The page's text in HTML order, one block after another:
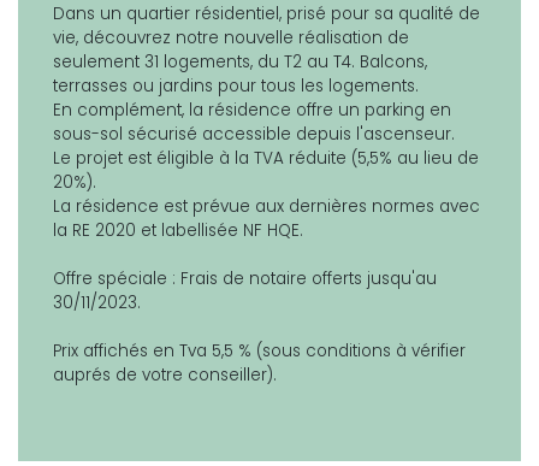
Dans un quartier résidentiel, prisé pour sa qualité de
vie, découvrez notre nouvelle réalisation de
seulement 31 logements, du T2 au T4. Balcons,
terrasses ou jardins pour tous les logements.
En complément, la résidence offre un parking en
sous-sol sécurisé accessible depuis l'ascenseur.
Le projet est éligible à la TVA réduite (5,5% au lieu de
20%).
La résidence est prévue aux dernières normes avec
la RE 2020 et labellisée NF HQE.
Offre spéciale : Frais de notaire offerts jusqu'au
30/11/2023.
Prix affichés en Tva 5,5 % (sous conditions à vérifier
auprés de votre conseiller).